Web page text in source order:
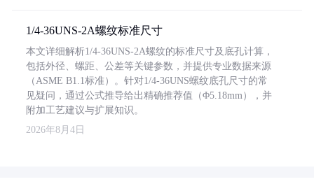
1/4-36UNS-2A螺纹标准尺寸
本文详细解析1/4-36UNS-2A螺纹的标准尺寸及底孔计算，
包括外径、螺距、公差等关键参数，并提供专业数据来源
（ASME B1.1标准）。针对1/4-36UNS螺纹底孔尺寸的常
见疑问，通过公式推导给出精确推荐值（Φ5.18mm），并
附加工艺建议与扩展知识。
2026年8月4日